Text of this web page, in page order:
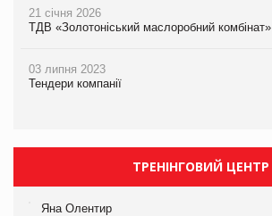
21 січня 2026
ТДВ «Золотоніський маслоробний комбінат»
03 липня 2023
Тендери компанії
ТРЕНІНГОВИЙ ЦЕНТР
Яна Олентир